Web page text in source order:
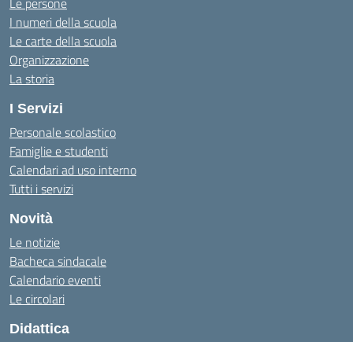
I numeri della scuola
Le carte della scuola
Organizzazione
La storia
I Servizi
Personale scolastico
Famiglie e studenti
Calendari ad uso interno
Tutti i servizi
Novità
Le notizie
Bacheca sindacale
Calendario eventi
Le circolari
Didattica